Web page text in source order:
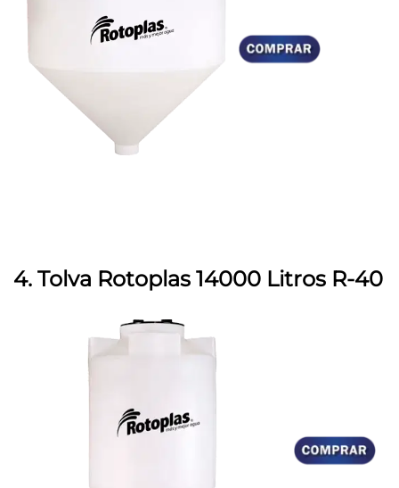
4. Tolva Rotoplas 14000 Litros R-40